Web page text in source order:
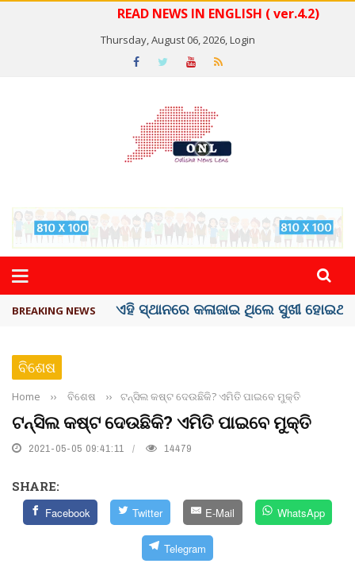
READ NEWS IN ENGLISH ( ver.4.2)
Thursday, August 06, 2026,Login
BREAKING NEWS ଦେଶରେ ପ୍ଲାଷ୍ଟିକ୍ ନୋଟ୍‌ ପ୍ରଚଳନ ...
ବିଶେଷ
Home ›› ବିଶେଷ ›› ଟନ୍ସିଲ କଷ୍ଟ ଦେଉଛିକି? ଏମିତି ପାଇବେ ମୁକ୍ତି
ଟନ୍ସିଲ କଷ୍ଟ ଦେଉଛିକି? ଏମିତି ପାଇବେ ମୁକ୍ତି
2021-05-05 09:41:11 14479
SHARE:
Facebook Twitter E-Mail WhatsApp
Telegram